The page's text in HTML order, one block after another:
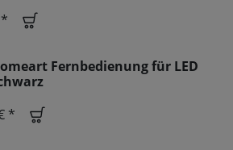
Fernbedienung für LED
*